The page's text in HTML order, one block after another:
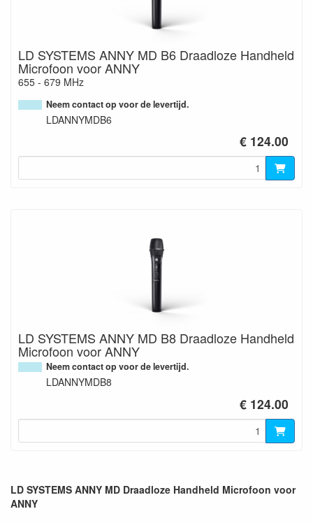
LD SYSTEMS ANNY MD B6 Draadloze Handheld
Microfoon voor ANNY
655 - 679 MHz
Neem contact op voor de levertijd.
LDANNYMDB6
€ 124.00
LD SYSTEMS ANNY MD B8 Draadloze Handheld
Microfoon voor ANNY
Neem contact op voor de levertijd.
LDANNYMDB8
€ 124.00
LD SYSTEMS ANNY MD Draadloze Handheld Microfoon voor
ANNY